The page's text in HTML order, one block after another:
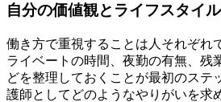
自分の価値観とライフスタイ
働き方で重視することは人それぞれ
ライベートの時間、夜勤の有無、残
どを整理しておくことが最初のステ
護師としてどのようなやりがいを求